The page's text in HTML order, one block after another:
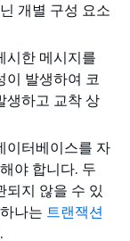
개별 구성 요소
시한 메시지를
이 발생하여 코
생하고 교착 상
이터베이스를 자
야 합니다. 두
되지 않을 수 있
나는 트랜잭션